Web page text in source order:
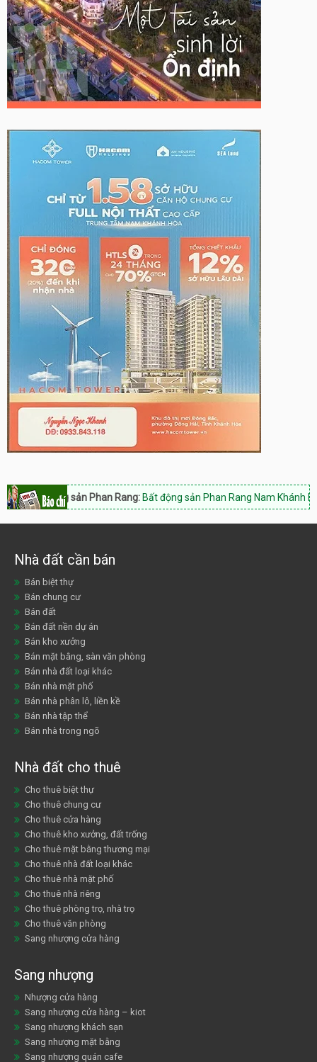
động sản Phan Rang:Bất động sản Phan Rang Nam Khánh Hòa,
Nhà đất cần bán
Bán biệt thự
Bán chung cư
Bán đất
Bán đất nền dự án
Bán kho xưởng
Bán mặt bằng, sàn văn phòng
Bán nhà đất loại khác
Bán nhà mặt phố
Bán nhà phân lô, liền kề
Bán nhà tập thể
Bán nhà trong ngõ
Nhà đất cho thuê
Cho thuê biệt thự
Cho thuê chung cư
Cho thuê cửa hàng
Cho thuê kho xưởng, đất trống
Cho thuê mặt bằng thương mại
Cho thuê nhà đất loại khác
Cho thuê nhà mặt phố
Cho thuê nhà riêng
Cho thuê phòng trọ, nhà trọ
Cho thuê văn phòng
Sang nhượng cửa hàng
Sang nhượng
Nhượng cửa hàng
Sang nhượng cửa hàng – kiot
Sang nhượng khách sạn
Sang nhượng mặt bằng
Sang nhượng quán cafe